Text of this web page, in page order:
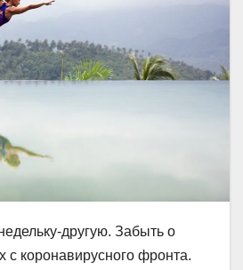
другую. Забыть о
с коронавирусного фронта.